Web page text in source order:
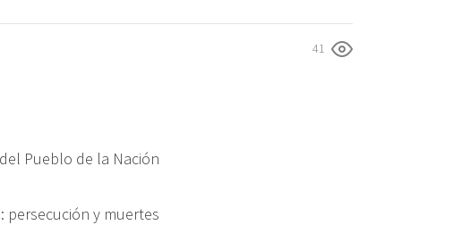
41
Pueblo de la Nación
persecución y muertes